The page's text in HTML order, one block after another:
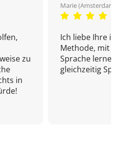
zu
in
Marie
Ich liebe Ihre
Methode, mit
Sprache
gleichzeitig